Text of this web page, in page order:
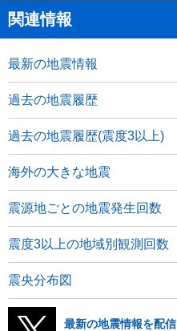
関連情報
最新の地震情報
過去の地震履歴
過去の地震履歴(震度3以上)
海外の大きな地震
震源地ごとの地震発生回数
震度3以上の地域別観測回数
震央分布図
最新の地震情報を配信